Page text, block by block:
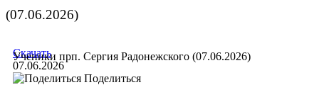
(07.06.2026)
Ученики прп. Сергия Радонежского (07.06.2026)
Скачать
07.06.2026
Поделиться